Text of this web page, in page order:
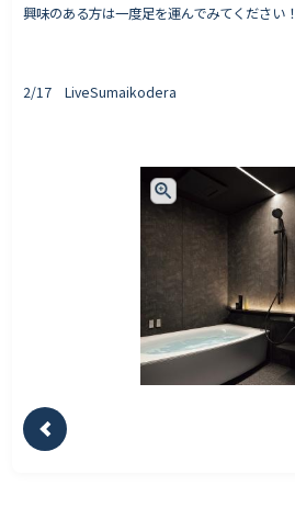
興味のある方は一度足を運んでみてください！
2/17 LiveSumaikodera